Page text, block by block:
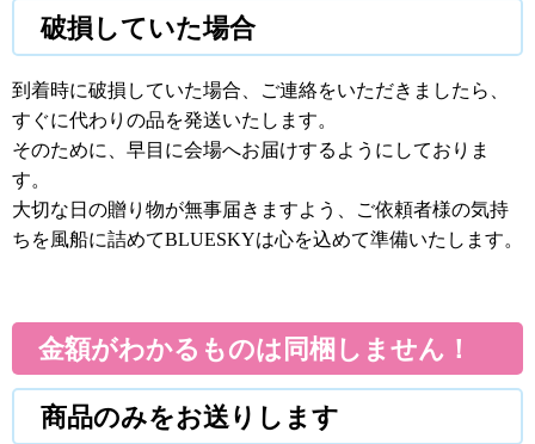
破損していた場合
到着時に破損していた場合、ご連絡をいただきましたら、
すぐに代わりの品を発送いたします。
そのために、早目に会場へお届けするようにしておりま
す。
大切な日の贈り物が無事届きますよう、ご依頼者様の気持
ちを風船に詰めてBLUESKYは心を込めて準備いたします。
金額がわかるものは同梱しません！
商品のみをお送りします